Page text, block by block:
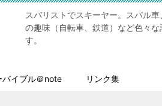
スバリストでスキーヤー。スバル
の趣味（自転車、鉄道）など色々
す。
バイブル＠note リンク集